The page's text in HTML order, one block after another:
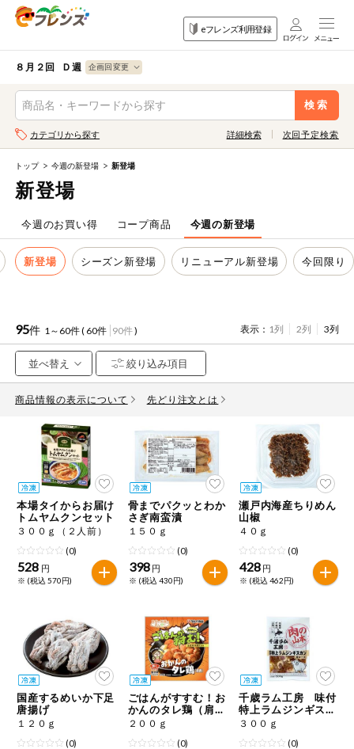
eフレンズ利用登録
ログイン
生協加入はこちら
eフレンズとは
登録から開始まで
注文番号注文
お気に入り注文
注文履歴注文
WEBカタログ
先着限定から探す
人気カテゴリ
食品から探す
家庭用品から探す
目的から探す
生協独自
８月２回 Ｄ週
検索
食品
から探す
目的
から探す
果物
野菜
肉・ハム・ソ
ーセージ
魚介・加工品
米・雑穀など
パン・ジャム
豆腐・納豆・
こんにゃく
冷蔵おかず
冷凍食品
ミールキット
など
麺類
レトルト・缶
詰・瓶詰
調味料・だ
し・油・ルー
おやつ
果物すべて
カテゴリから探す 詳細検索
検索条件を指定してください。全項目に条件を指定しなくて
も検索できます。
キーワード
キーワードをすべて含む
メーカー名
カテゴリ
特価情報
アレルゲン情報
特定原材料と特定原材料に準ずるものが含まれていない商品
を検索できます。
小麦 卵
落花生 かに くるみ
特定原材料に準ずるもの
アーモンド あわび いか
次回予定検索
トップ 今週の新登場 新登場
新登場
今週のお買い得 コープ商品 今週の新登場
新登場 シーズン新登場 リニューアル新登場 今回限り
95件 1～60件 ( 60件 90件) 表示： 1列 2列 3列
商品情報の表示について 先どり注文とは
本場タイからお届け
トムヤムクンセット
３００ｇ（２人前）
(0)
528 円
※ (税込 570円)
骨までパクッとわか
さぎ南蛮漬
１５０ｇ
(0)
398 円
※ (税込 430円)
瀬戸内海産ちりめん
山椒
４０ｇ
(0)
428 円
※ (税込 462円)
国産するめいか下足
唐揚げ
１２０ｇ
(0)
ごはんがすすむ！お
かんのタレ鶏（肩
肉）
２００ｇ
(0)
千歳ラム工房 味付
特上ラムジンギスカ
ン
３００ｇ
(0)